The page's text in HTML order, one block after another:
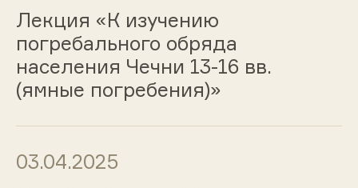
Лекция «К изучению
погребального обряда
населения Чечни 13-16 вв.
(ямные погребения)»
03.04.2025